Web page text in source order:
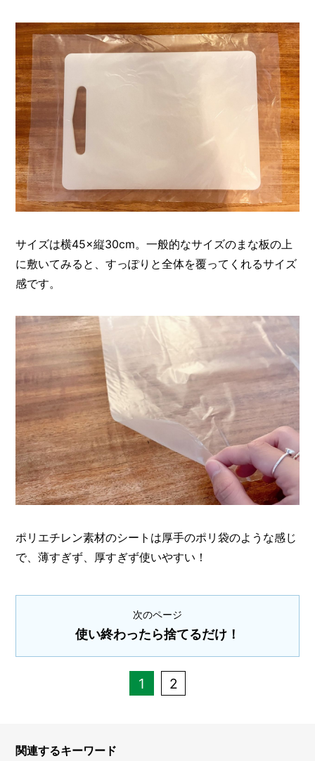
サイズは横45×縦30cm。一般的なサイズのまな板の上
に敷いてみると、すっぽりと全体を覆ってくれるサイズ
感です。
ポリエチレン素材のシートは厚手のポリ袋のような感じ
で、薄すぎず、厚すぎず使いやすい！
次のページ
使い終わったら捨てるだけ！
1 2
関連するキーワード